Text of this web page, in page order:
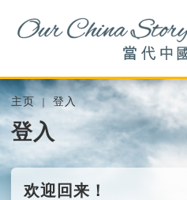
主页 登入
登入
欢迎回来！